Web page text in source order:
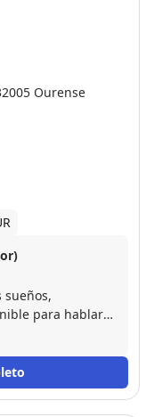
Ourense
sueños,
para hablar
problemas para